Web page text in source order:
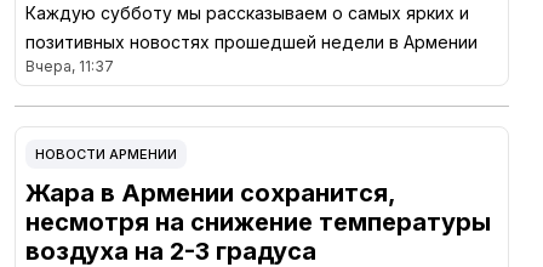
Каждую субботу мы рассказываем о самых ярких и
позитивных новостях прошедшей недели в Армении
Вчера, 11:37
НОВОСТИ АРМЕНИИ
Жара в Армении сохранится,
несмотря на снижение температуры
воздуха на 2-3 градуса